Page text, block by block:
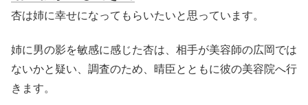
杏は姉に幸せになってもらいたいと思っています。
姉に男の影を敏感に感じた杏は、相手が美容師の広岡では
ないかと疑い、調査のため、晴臣とともに彼の美容院へ行
きます。